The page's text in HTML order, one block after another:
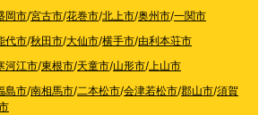
岡市/宮古市/花巻市/北上市/奥州市/一関市
代市/秋田市/大仙市/横手市/由利本荘市
河江市/東根市/天童市/山形市/上山市
島市/南相馬市/二本松市/会津若松市/郡山市/須賀